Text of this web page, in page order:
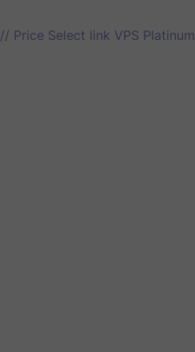
// Price Select link VPS Platinum